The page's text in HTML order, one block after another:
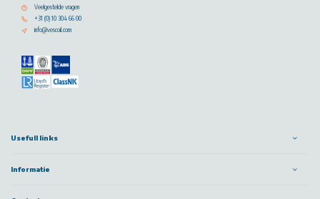
Veelgestelde vragen
+31 (0) 10 304 66 00
info@vescoil.com
Usefull links
Informatie